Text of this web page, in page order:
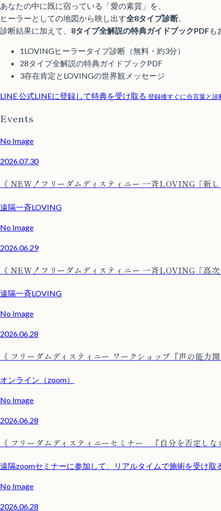
あなたの中に既に宿っている「愛の素質」を、
ヒーラーとしての地図から映し出す全8タイプ診断
診断結果に加えて、 8タイプ全解説の特典ガイドブックPDFも
1LOVINGヒーラータイプ診断（無料・約3分）
28タイプ全解説の特典ガイドブックPDF
3存在肯定とLOVINGの世界観メッセージ
LINE公式LINEに登録して特典を受け取る 登録後すぐに合言葉と
Events
No Image
2026.07.30
《 NEW！フリーダムディスティニー 一斉LOVING「新
遠隔一斉LOVING
No Image
2026.06.29
《 NEW！フリーダムディスティニー 一斉LOVING「高
遠隔一斉LOVING
No Image
2026.06.28
《 フリーダムディスティニー ワークショップ『声の能力
オンライン（zoom）
No Image
2026.06.28
《 フリーダムディスティニーセミナー 『自分を否定し
遠隔zoomセミナーに参加して、リアルタイムで施術を受け
No Image
2026.06.28